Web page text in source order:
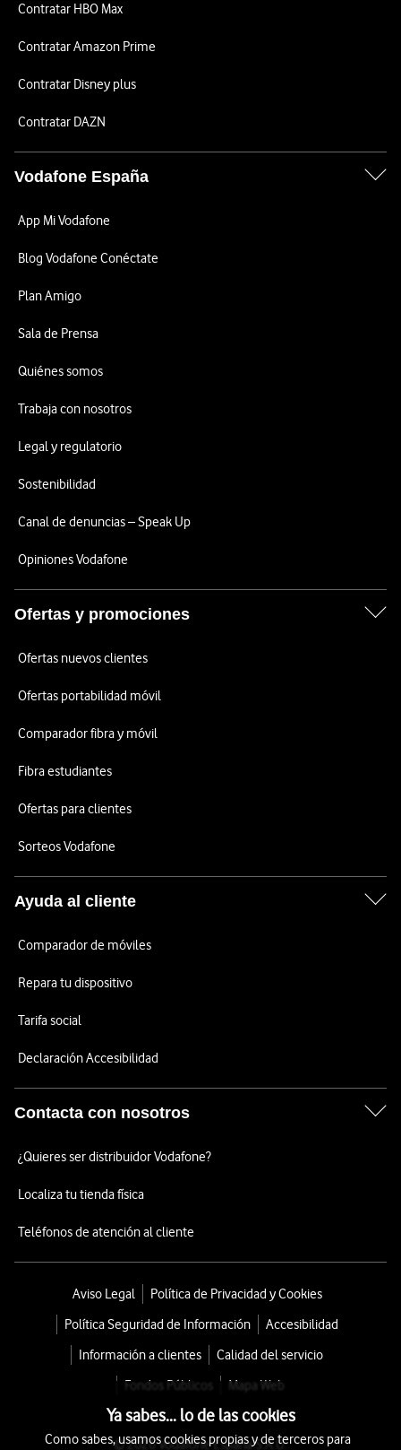
Contratar HBO Max
Contratar Amazon Prime
Contratar Disney plus
Contratar DAZN
Vodafone España
App Mi Vodafone
Blog Vodafone Conéctate
Plan Amigo
Sala de Prensa
Quiénes somos
Trabaja con nosotros
Legal y regulatorio
Sostenibilidad
Canal de denuncias – Speak Up
Opiniones Vodafone
Ofertas y promociones
Ofertas nuevos clientes
Ofertas portabilidad móvil
Comparador fibra y móvil
Fibra estudiantes
Ofertas para clientes
Sorteos Vodafone
Ayuda al cliente
Comparador de móviles
Repara tu dispositivo
Tarifa social
Declaración Accesibilidad
Contacta con nosotros
¿Quieres ser distribuidor Vodafone?
Localiza tu tienda física
Teléfonos de atención al cliente
Aviso Legal
Política de Privacidad y Cookies
Política Seguridad de Información
Accesibilidad
Información a clientes
Calidad del servicio
Fondos Públicos
Mapa Web
© 2026 Vodafone España S.A.U.
Ya sabes... lo de las cookies
Como sabes, usamos cookies propias y de terceros para